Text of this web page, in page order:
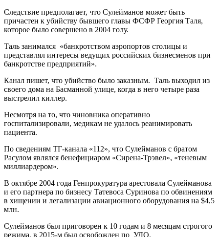
Следствие предполагает, что Сулейманов может быть
причастен к убийству бывшего главы ФСФР Георгия Таля,
которое было совершено в 2004 голу.
Таль занимался «банкротством аэропортов столицы и
представлял интересы ведущих российских бизнесменов при
банкротстве предприятий».
Канал пишет, что убийство было заказным. Таль выходил из
своего дома на Басманной улице, когда в него четыре раза
выстрелил киллер.
Несмотря на то, что чиновника оперативно
госпитализировали, медикам не удалось реанимировать
пациента.
По сведениям ТГ-канала «112», что Сулейманов с братом
Расулом являлся бенефициаром «Сирена-Трэвел», «теневым
миллиардером».
В октябре 2004 года Генпрокуратура арестовала Сулейманова
и его партнера по бизнесу Татевоса Суринова по обвинениям
в хищении и легализации авиационного оборудования на $4,5
млн.
Сулейманов был приговорен к 10 годам и 8 месяцам строгого
режима, в 2015-м был освобожден по УДО.